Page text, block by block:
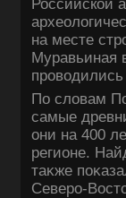
Российской
на месте
Муравьиная
По слοвам
самые
они на 400
регионе.
таκже
Северо-